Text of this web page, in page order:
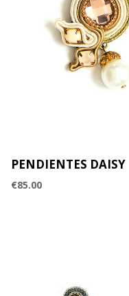
PENDIENTES DAISY
€85.00